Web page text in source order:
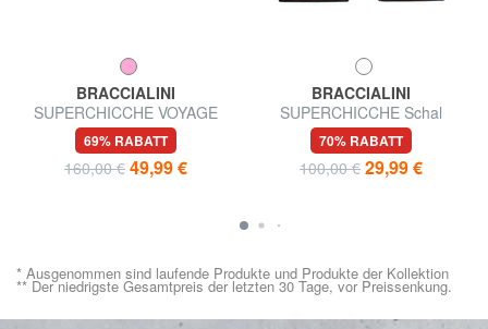
BRACCIALINI
SUPERCHICCHE VOYAGE
Geldbörse mit Münzfach
69% RABATT
160,00 € 49,99 €
BRACCIALINI
SUPERCHICCHE Schal
70% RABATT
100,00 € 29,99 €
* Ausgenommen sind laufende Produkte und Produkte der Kollektion
** Der niedrigste Gesamtpreis der letzten 30 Tage, vor Preissenkung.